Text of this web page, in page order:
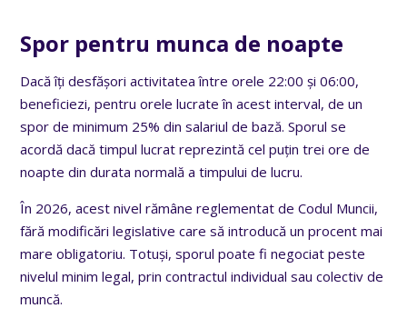
Spor pentru munca de noapte
Dacă îți desfășori activitatea între orele 22:00 și 06:00,
beneficiezi, pentru orele lucrate în acest interval, de un
spor de minimum 25% din salariul de bază. Sporul se
acordă dacă timpul lucrat reprezintă cel puțin trei ore de
noapte din durata normală a timpului de lucru.
În 2026, acest nivel rămâne reglementat de Codul Muncii,
fără modificări legislative care să introducă un procent mai
mare obligatoriu. Totuși, sporul poate fi negociat peste
nivelul minim legal, prin contractul individual sau colectiv de
muncă.